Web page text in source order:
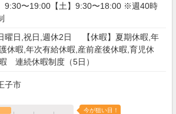
9:30〜19:00【土】9:30〜18:00 ※週40時
曜日,祝日,週休2日 【休暇】夏期休暇,年
休暇,年次有給休暇,産前産後休暇,育児休
連続休暇制度（5日）
子市
今が狙い目！